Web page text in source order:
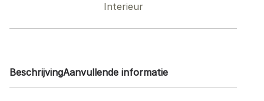
Interieur
BeschrijvingAanvullende informatie